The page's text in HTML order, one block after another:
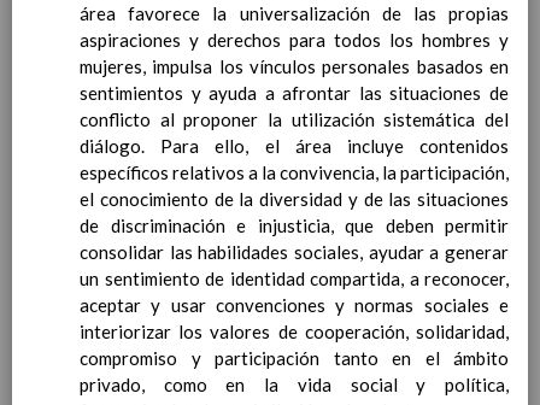
Objetivos propios para la mejora del rendimiento
escolar
LÃ­neas generales de actuaciÃ³n pedagÃ³gica
CoordinaciÃ³n y concreciÃ³n de los contenidos
curriculares, asÃ­ como el tratamiento transversal
en las Ã¡reas de la educaciÃ³n en valores y otras
enseÃ±anzas
EducaciÃ³n Infantil (Segundo Ciclo)
noviembre 2019
Objetivos generales 15 noviembre 2019
Ãreas Curriculares
InterrelaciÃ³n de las inteligencias
mÃºltiples con los objetivos generales
y de Ã¡reas curriculares.
Competencias bÃ¡sicas
15 noviembre 2019
área favorece la universalización de las propias
aspiraciones y derechos para todos los hombres y
mujeres, impulsa los vínculos personales basados en
sentimientos y ayuda a afrontar las situaciones de
conflicto al proponer la utilización sistemática del
diálogo. Para ello, el área incluye contenidos
específicos relativos a la convivencia, la participación,
el conocimiento de la diversidad y de las situaciones
de discriminación e injusticia, que deben permitir
consolidar las habilidades sociales, ayudar a generar
un sentimiento de identidad compartida, a reconocer,
aceptar y usar convenciones y normas sociales e
interiorizar los valores de cooperación, solidaridad,
compromiso y participación tanto en el ámbito
privado, como en la vida social y política,